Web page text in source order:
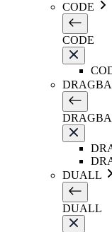
CODE
CODE
DUALL
DUALL